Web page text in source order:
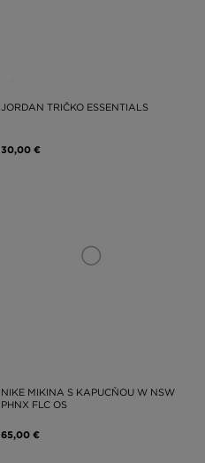
JORDAN TRIČKO ESSENTIALS
30,00 €
NIKE MIKINA S KAPUCŇOU W NSW
PHNX FLC OS
65,00 €